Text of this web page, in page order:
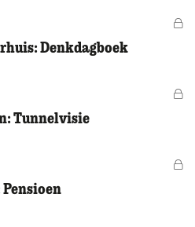
Denkdagboek
Tunnelvisie